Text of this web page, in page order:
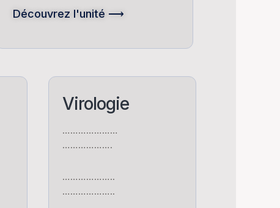
Découvrez l'unité ⟶
Virologie
…………………
……………….
………………..
………………..